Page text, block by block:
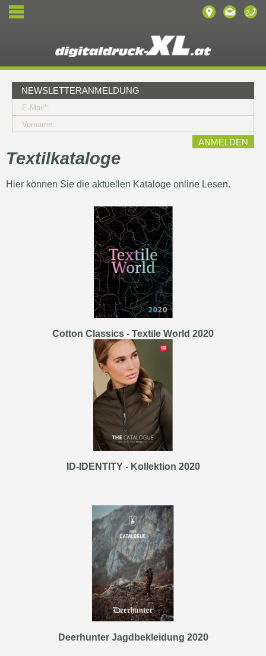
NEWSLETTERANMELDUNG
E-Mail*:
Vorname:
Textilkataloge
Hier können Sie die aktuellen Kataloge online Lesen.
Cotton Classics - Textile World 2020
ID-IDENTITY - Kollektion 2020
Deerhunter Jagdbekleidung 2020